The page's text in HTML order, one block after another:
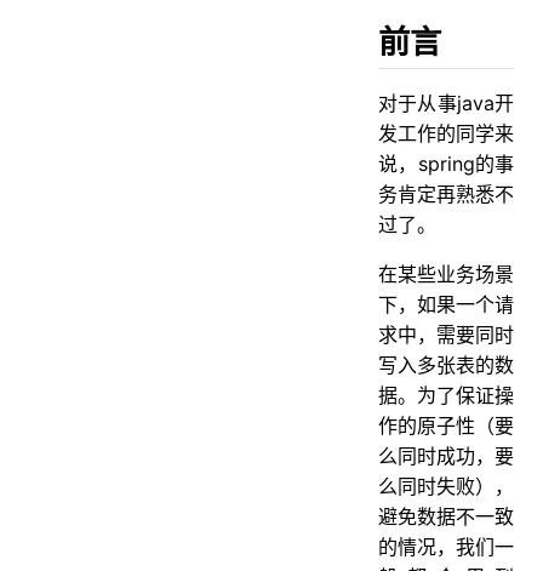
一 事务不生效
1.访问权限问题
2. 方法用final修饰
3.方法内部调用
4.未被spring管理
5.多线程调用
6.表不支持事务
7.未开启事务
二 事务不回滚
1.错误的传播特性
2.自己吞了异常
前言
对于从事java开
发工作的同学来
说，spring的事
务肯定再熟悉不
过了。
在某些业务场景
下，如果一个请
求中，需要同时
写入多张表的数
据。为了保证操
作的原子性（要
么同时成功，要
么同时失败），
避免数据不一致
的情况，我们一